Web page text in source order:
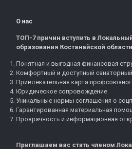
О нас
ТОП-7 причин вступить в
образования Костанайской области
Понятная и выгодная финансовая
Комфортный и доступный
Привлекательная карта
Юридическое сопровождение
Уникальные нормы соглашения о
Гарантированная материальная
Прозрачность и информационная
Приглашаем вас стать членом